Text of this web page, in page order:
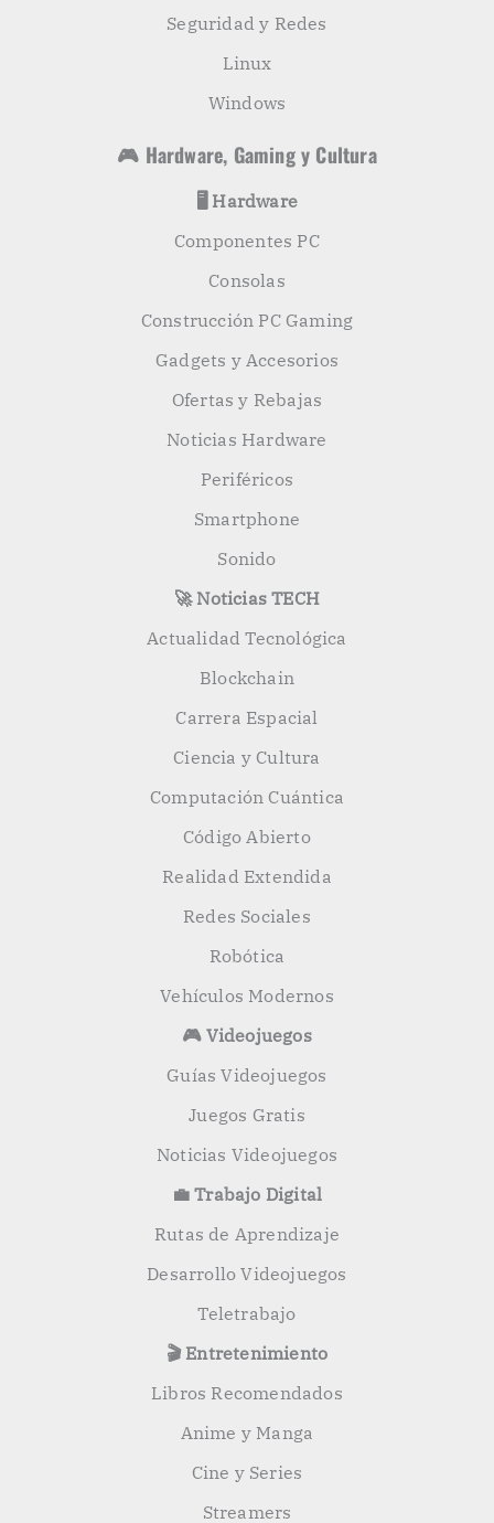
Seguridad y Redes
Linux
Windows
🎮 Hardware, Gaming y Cultura
🖥️ Hardware
Componentes PC
Consolas
Construcción PC Gaming
Gadgets y Accesorios
Ofertas y Rebajas
Noticias Hardware
Periféricos
Smartphone
Sonido
🚀 Noticias TECH
Actualidad Tecnológica
Blockchain
Carrera Espacial
Ciencia y Cultura
Computación Cuántica
Código Abierto
Realidad Extendida
Redes Sociales
Robótica
Vehículos Modernos
🎮 Videojuegos
Guías Videojuegos
Juegos Gratis
Noticias Videojuegos
💼 Trabajo Digital
Rutas de Aprendizaje
Desarrollo Videojuegos
Teletrabajo
🎬 Entretenimiento
Libros Recomendados
Anime y Manga
Cine y Series
Streamers